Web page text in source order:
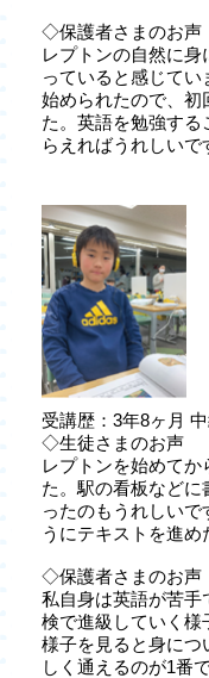
◇保護者さまのお声
レプトンの自然に
っていると感じて
始められたので、初
た。英語を勉強する
らえればうれしいで
受講歴：3年8ヶ月
◇生徒さまのお声
レプトンを始めて
た。駅の看板など
ったのもうれしいで
うにテキストを進め
◇保護者さまのお声
私自身は英語が苦手
検で進級していく様
様子を見ると身につ
しく通えるのが1番